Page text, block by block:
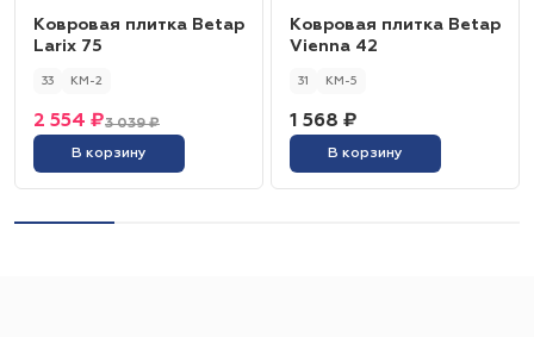
Ковровая плитка Betap
Larix 75
33 КМ-2
3 039 ₽
2 554 ₽
В корзину
Ковровая плитка Betap
Vienna 42
31 КМ-5
1 568 ₽
В корзину